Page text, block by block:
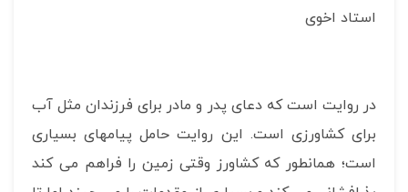
استاد اخوی
در روایت است که دعای پدر و مادر برای فرزندان مثل آب
برای کشاورزی است. این روایت حامل پیامهای بسیاری
است؛ همانطور که کشاورز وقتی زمین را فراهم می کند